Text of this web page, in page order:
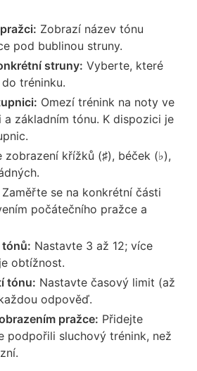
Zobrazí název tónu
pod bublinou struny.
struny: Vyberte, které
tréninku.
Omezí trénink na noty ve
a základním tónu. K dispozici je
zobrazení křížků (♯), béček (♭),
Zaměřte se na konkrétní části
počátečního pražce a
tónů: Nastavte 3 až 12; více
obtížnost.
tónu: Nastavte časový limit (až
odpověď.
pražce: Přidejte
podpořili sluchový trénink, než